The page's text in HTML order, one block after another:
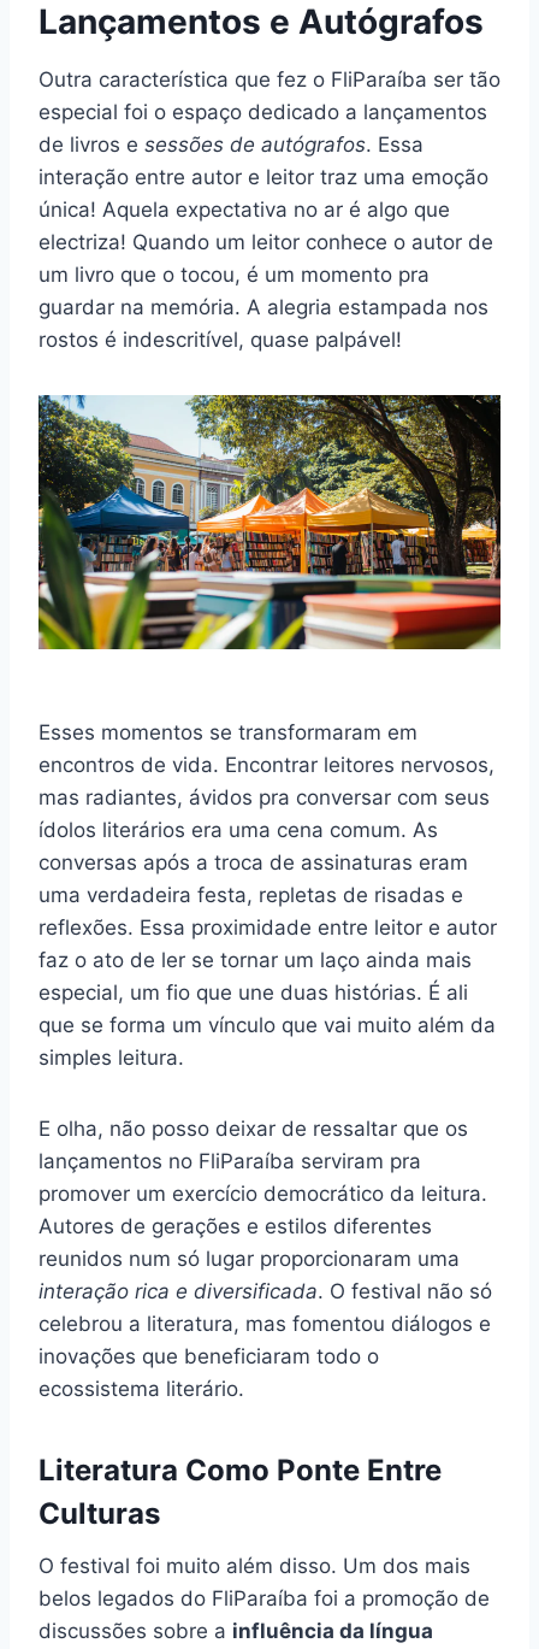
Lançamentos e Autógrafos
Outra característica que fez o FliParaíba ser tão
especial foi o espaço dedicado a lançamentos
de livros e sessões de autógrafos. Essa
interação entre autor e leitor traz uma emoção
única! Aquela expectativa no ar é algo que
electriza! Quando um leitor conhece o autor de
um livro que o tocou, é um momento pra
guardar na memória. A alegria estampada nos
rostos é indescritível, quase palpável!
Esses momentos se transformaram em
encontros de vida. Encontrar leitores nervosos,
mas radiantes, ávidos pra conversar com seus
ídolos literários era uma cena comum. As
conversas após a troca de assinaturas eram
uma verdadeira festa, repletas de risadas e
reflexões. Essa proximidade entre leitor e autor
faz o ato de ler se tornar um laço ainda mais
especial, um fio que une duas histórias. É ali
que se forma um vínculo que vai muito além da
simples leitura.
E olha, não posso deixar de ressaltar que os
lançamentos no FliParaíba serviram pra
promover um exercício democrático da leitura.
Autores de gerações e estilos diferentes
reunidos num só lugar proporcionaram uma
interação rica e diversificada. O festival não só
celebrou a literatura, mas fomentou diálogos e
inovações que beneficiaram todo o
ecossistema literário.
Literatura Como Ponte Entre
Culturas
O festival foi muito além disso. Um dos mais
belos legados do FliParaíba foi a promoção de
discussões sobre a influência da língua